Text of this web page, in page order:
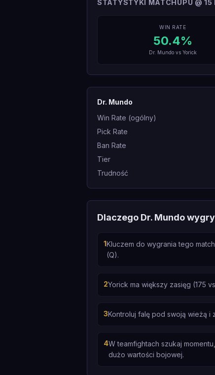
STATYSTYKI MATCHUPU @ 15
WIN RATE
50.4%
Dr. Mundovs Yorick
Dr. Mundo
Win Rate (ogólny)
Pick Rate
Ban Rate
Tier
Trudność
Dlaczego Dr. Mundo
1Kluczem do wygrania tego
(Q).
2Yorick ma większy zasięg (175
3Kontroluj falę pod swoją wieżą i
4W teamfightach szukaj
dużo wartości bojowej.